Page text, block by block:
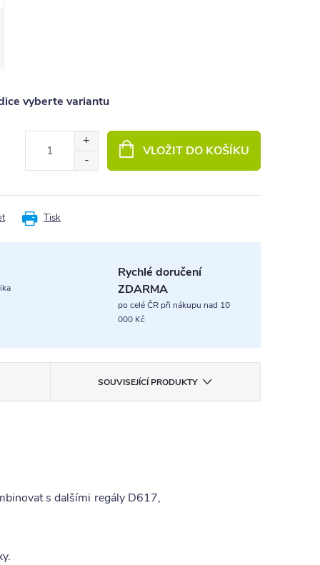
vyberte variantu
VLOŽIT DO KOŠÍKU
Tisk
Rychlé doručení
ZDARMA
po celé ČR při nákupu nad 10
000 Kč
SOUVISEJÍCÍ PRODUKTY
s dalšími regály D617,